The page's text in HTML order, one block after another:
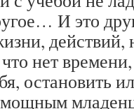
И это
действий,
нет
остановить